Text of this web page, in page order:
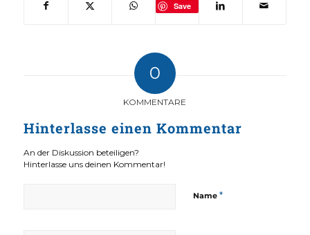
Save
0
KOMMENTARE
Hinterlasse einen Kommentar
An der Diskussion beteiligen?
Hinterlasse uns deinen Kommentar!
Name *